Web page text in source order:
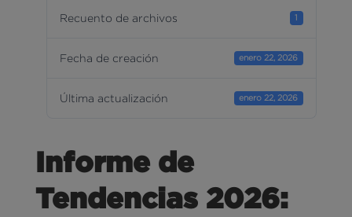
Recuento de archivos 1
Fecha de creación enero 22, 2026
Última actualización enero 22, 2026
Informe de
Tendencias 2026: